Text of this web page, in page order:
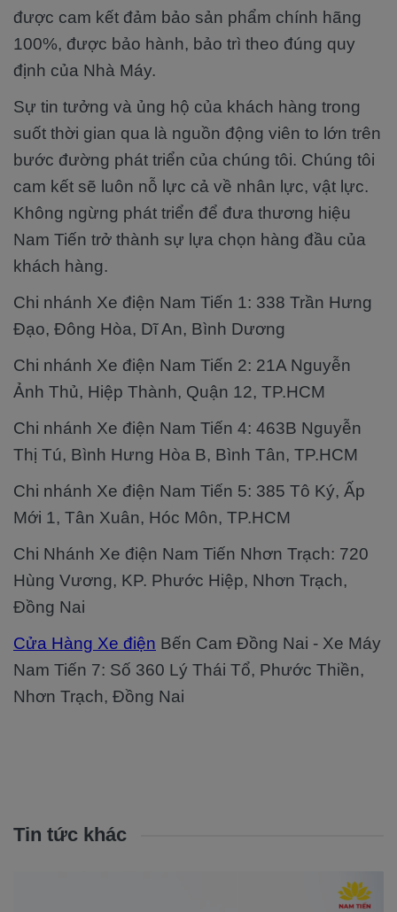
được cam kết đảm bảo sản phẩm chính hãng
100%, được bảo hành, bảo trì theo đúng quy
định của Nhà Máy.
Sự tin tưởng và ủng hộ của khách hàng trong
suốt thời gian qua là nguồn động viên to lớn trên
bước đường phát triển của chúng tôi. Chúng tôi
cam kết sẽ luôn nỗ lực cả về nhân lực, vật lực.
Không ngừng phát triển để đưa thương hiệu
Nam Tiến trở thành sự lựa chọn hàng đầu của
khách hàng.
Chi nhánh Xe điện Nam Tiến 1: 338 Trần Hưng
Đạo, Đông Hòa, Dĩ An, Bình Dương
Chi nhánh Xe điện Nam Tiến 2: 21A Nguyễn
Ảnh Thủ, Hiệp Thành, Quận 12, TP.HCM
Chi nhánh Xe điện Nam Tiến 4: 463B Nguyễn
Thị Tú, Bình Hưng Hòa B, Bình Tân, TP.HCM
Chi nhánh Xe điện Nam Tiến 5: 385 Tô Ký, Ấp
Mới 1, Tân Xuân, Hóc Môn, TP.HCM
Chi Nhánh Xe điện Nam Tiến Nhơn Trạch: 720
Hùng Vương, KP. Phước Hiệp, Nhơn Trạch,
Đồng Nai
Cửa Hàng Xe điện Bến Cam Đồng Nai - Xe Máy
Nam Tiến 7: Số 360 Lý Thái Tổ, Phước Thiền,
Nhơn Trạch, Đồng Nai
Tin tức khác